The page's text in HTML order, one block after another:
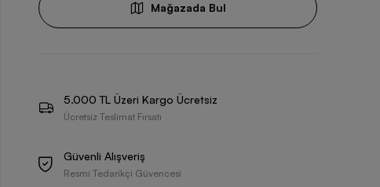
Mağazada Bul
5.000 TL Üzeri Kargo Ücretsiz
Ücretsiz Teslimat Fırsatı
Güvenli Alışveriş
Resmi Tedarikçi Güvencesi